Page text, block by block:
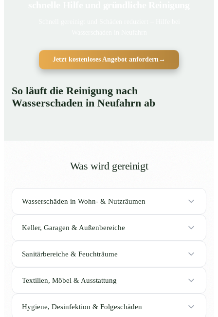
Jetzt kostenloses Angebot anfordern→
So läuft die Reinigung nach
Wasserschaden in Neufahrn ab
Was wird gereinigt
Wasserschäden in Wohn- & Nutzräumen
Keller, Garagen & Außenbereiche
Sanitärbereiche & Feuchträume
Textilien, Möbel & Ausstattung
Hygiene, Desinfektion & Folgeschäden